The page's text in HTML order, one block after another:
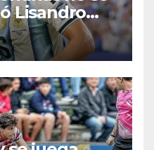
Lisandro